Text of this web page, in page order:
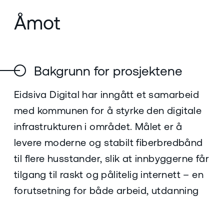
Åmot
Bakgrunn for prosjektene
Eidsiva Digital har inngått et samarbeid
med kommunen for å styrke den digitale
infrastrukturen i området. Målet er å
levere moderne og stabilt fiberbredbånd
til flere husstander, slik at innbyggerne får
tilgang til raskt og pålitelig internett – en
forutsetning for både arbeid, utdanning